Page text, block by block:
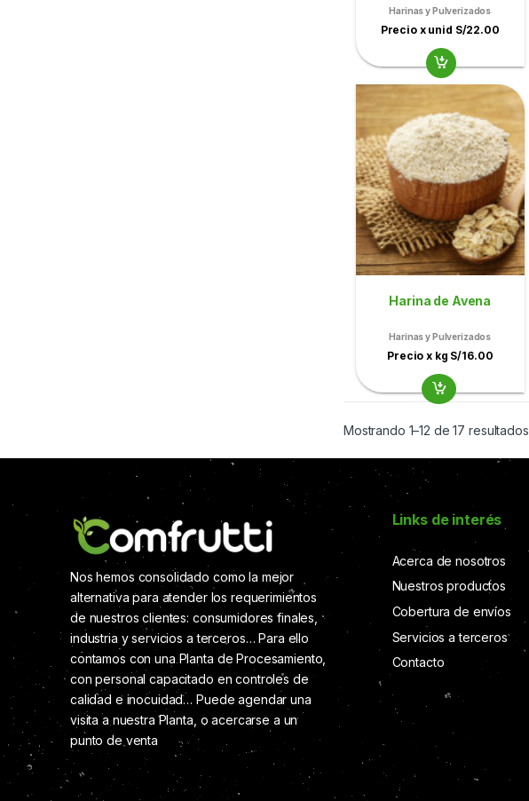
Harinas y Pulverizados
Precio x unid S/22.00
Harina de Avena
Harinas y Pulverizados
Precio x kg S/16.00
Mostrando 1–12 de 17 resultados
Nos hemos consolidado como la mejor
alternativa para atender los requerimientos
de nuestros clientes: consumidores finales,
industria y servicios a terceros… Para ello
contamos con una Planta de Procesamiento,
con personal capacitado en controles de
calidad e inocuidad… Puede agendar una
visita a nuestra Planta, o acercarse a un
punto de venta
Links de interés
Acerca de nosotros
Nuestros productos
Cobertura de envíos
Servicios a terceros
Contacto